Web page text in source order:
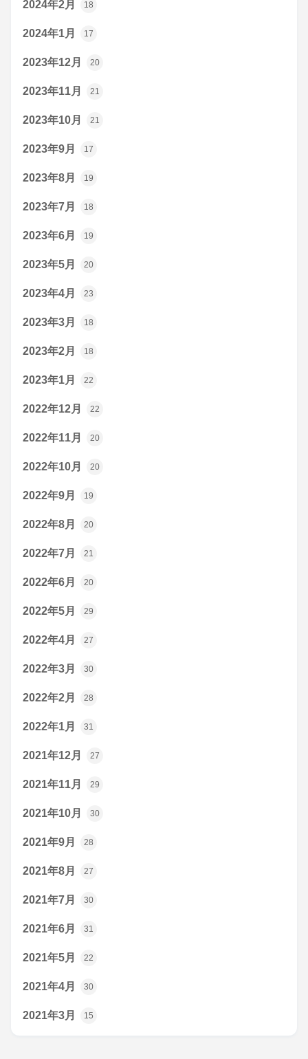
2024年2月 18
2024年1月 17
2023年12月 20
2023年11月 21
2023年10月 21
2023年9月 17
2023年8月 19
2023年7月 18
2023年6月 19
2023年5月 20
2023年4月 23
2023年3月 18
2023年2月 18
2023年1月 22
2022年12月 22
2022年11月 20
2022年10月 20
2022年9月 19
2022年8月 20
2022年7月 21
2022年6月 20
2022年5月 29
2022年4月 27
2022年3月 30
2022年2月 28
2022年1月 31
2021年12月 27
2021年11月 29
2021年10月 30
2021年9月 28
2021年8月 27
2021年7月 30
2021年6月 31
2021年5月 22
2021年4月 30
2021年3月 15